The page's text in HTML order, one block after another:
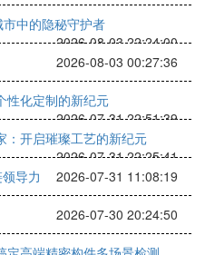
中的隐秘守护者
2026-08-03 22:24:00
2026-08-03 00:27:36
性化定制的新纪元
2026-07-31 22:51:39
：开启璀璨工艺的新纪元
2026-07-31 22:25:41
导力
2026-07-31 11:08:19
2026-07-30 20:24:50